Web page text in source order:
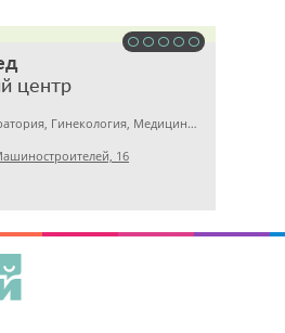
центр
Медицинская лаборатория, Гинекология, Медицинский центр
16